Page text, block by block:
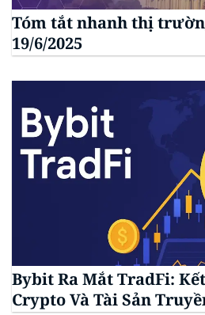
Tóm tắt nhanh thị
19/6/2025
Bybit Ra Mắt TradFi:
Crypto Và Tài Sản